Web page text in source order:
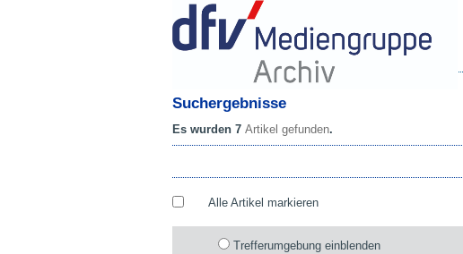
Suchergebnisse
Es wurden 7 Artikel gefunden.
Alle Artikel markieren
Trefferumgebung einblenden